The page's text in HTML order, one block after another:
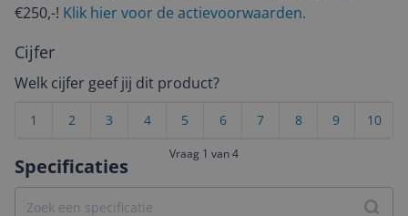
Specificaties
€250,-! Klik hier voor de actievoorwaarden.
Cijfer
Welk cijfer geef jij dit product?
10
9
8
7
6
5
4
3
2
1
Vraag 1 van 4